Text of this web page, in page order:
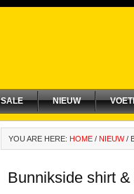
SALE NIEUW
YOU ARE HERE: HOME / NIEUW /
Bunnikside shirt &